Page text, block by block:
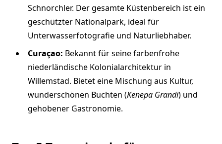
Schnorchler. Der gesamte Küstenbereich ist ein
geschützter Nationalpark, ideal für
Unterwasserfotografie und Naturliebhaber.
Curaçao: Bekannt für seine farbenfrohe
niederländische Kolonialarchitektur in
Willemstad. Bietet eine Mischung aus Kultur,
wunderschönen Buchten (Kenepa Grandi) und
gehobener Gastronomie.